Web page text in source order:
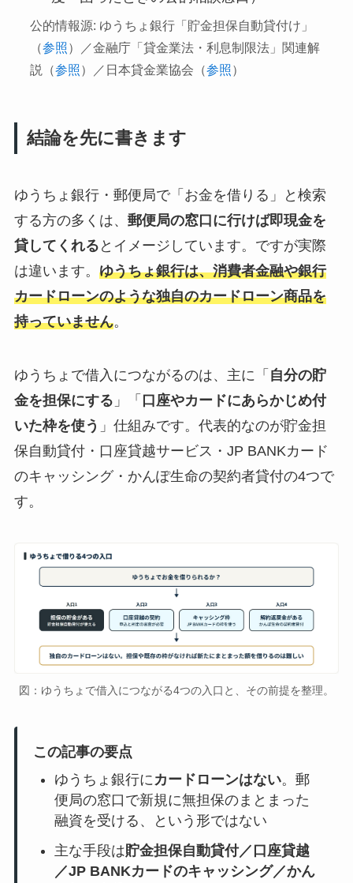
公的情報源: ゆうちょ銀行「貯金担保自動貸付け」
（参照）／金融庁「貸金業法・利息制限法」関連解
説（参照）／日本貸金業協会（参照）
結論を先に書きます
ゆうちょ銀行・郵便局で「お金を借りる」と検索
する方の多くは、 郵便局の窓口に行けば即現金を
貸してくれる とイメージしています。ですが実際
は違います。 ゆうちょ銀行は、消費者金融や銀行
カードローンのような独自のカードローン商品を
持っていません。
ゆうちょで借入につながるのは、主に「 自分の貯
金を担保にする 」「 口座やカードにあらかじめ付
いた枠を使う 」仕組みです。代表的なのが貯金担
保自動貸付・口座貸越サービス・JP BANKカード
のキャッシング・かんぽ生命の契約者貸付の4つで
す。
図：ゆうちょで借入につながる4つの入口と、その前提を整理。
この記事の要点
ゆうちょ銀行にカードローンはない。郵
便局の窓口で新規に無担保のまとまった
融資を受ける、という形ではない
主な手段は貯金担保自動貸付／口座貸越
／JP BANKカードのキャッシング／かん